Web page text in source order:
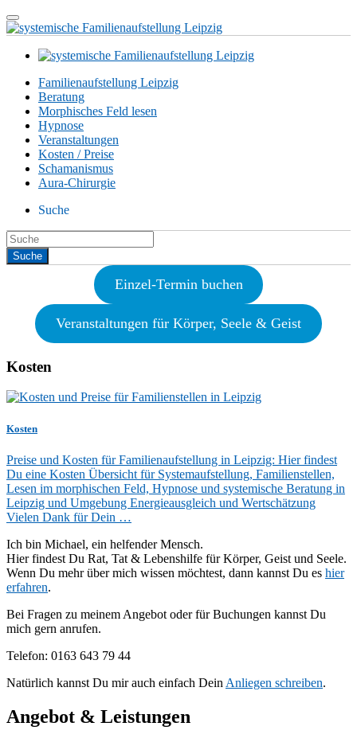
Familienaufstellung Leipzig
Beratung
Morphisches Feld lesen
Hypnose
Veranstaltungen
Kosten / Preise
Schamanismus
Aura-Chirurgie
Suche
Einzel-Termin buchen
Veranstaltungen für Körper, Seele & Geist
Kosten
Kosten
Preise und Kosten für Familienaufstellung in Leipzig: Hier findest
Du eine Kosten Übersicht für Systemaufstellung, Familienstellen,
Lesen im morphischen Feld, Hypnose und systemische Beratung in
Leipzig und Umgebung Energieausgleich und Wertschätzung
Vielen Dank für Dein …
Ich bin Michael, ein helfender Mensch.
Hier findest Du Rat, Tat & Lebenshilfe für Körper, Geist und Seele.
Wenn Du mehr über mich wissen möchtest, dann kannst Du es hier
erfahren.
Bei Fragen zu meinem Angebot oder für Buchungen kannst Du
mich gern anrufen.
Telefon: 0163 643 79 44
Natürlich kannst Du mir auch einfach Dein Anliegen schreiben.
Angebot & Leistungen